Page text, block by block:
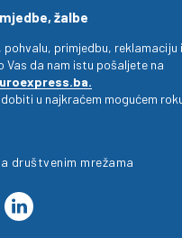
žalbe
primjedbu, reklamaciju
Vas da nam istu pošaljete na
u najkraćem mogućem
društvenim mrežama